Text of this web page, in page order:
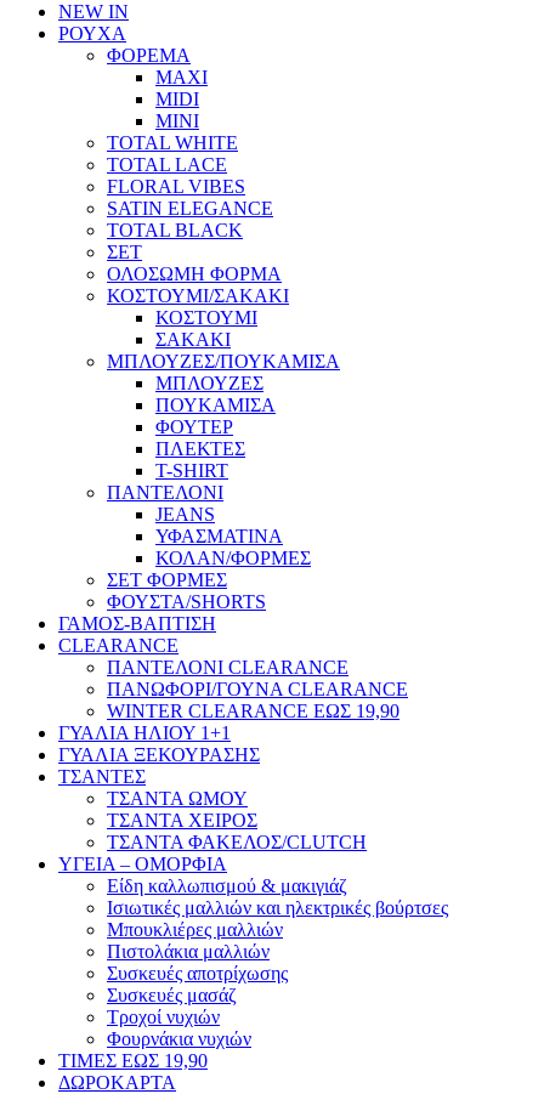
NEW IN
ΡΟΥΧΑ
ΦΟΡΕΜΑ
MAXI
MIDI
MINI
TOTAL WHITE
TOTAL LACE
FLORAL VIBES
SATIN ELEGANCE
TOTAL BLACK
ΣΕΤ
ΟΛΟΣΩΜΗ ΦΟΡΜΑ
ΚΟΣΤΟΥΜΙ/ΣΑΚΑΚΙ
ΚΟΣΤΟΥΜΙ
ΣΑΚΑΚΙ
ΜΠΛΟΥΖΕΣ/ΠΟΥΚΑΜΙΣΑ
ΜΠΛΟΥΖΕΣ
ΠΟΥΚΑΜΙΣΑ
ΦΟΥΤΕΡ
ΠΛΕΚΤΕΣ
T-SHIRT
ΠΑΝΤΕΛΟΝΙ
JEANS
ΥΦΑΣΜΑΤΙΝΑ
ΚΟΛΑΝ/ΦΟΡΜΕΣ
ΣΕΤ ΦΟΡΜΕΣ
ΦΟΥΣΤΑ/SHORTS
ΓΑΜΟΣ-ΒΑΠΤΙΣΗ
CLEARANCE
ΠΑΝΤΕΛΟΝΙ CLEARANCE
ΠΑΝΩΦΟΡΙ/ΓΟΥΝΑ CLEARANCE
WINTER CLEARANCE ΕΩΣ 19,90
ΓΥΑΛΙΑ ΗΛΙΟΥ 1+1
ΓΥΑΛΙΑ ΞΕΚΟΥΡΑΣΗΣ
ΤΣΑΝΤΕΣ
ΤΣΑΝΤΑ ΩΜΟΥ
ΤΣΑΝΤΑ ΧΕΙΡΟΣ
ΤΣΑΝΤΑ ΦΑΚΕΛΟΣ/CLUTCH
ΥΓΕΙΑ – ΟΜΟΡΦΙΑ
Είδη καλλωπισμού & μακιγιάζ
Ισιωτικές μαλλιών και ηλεκτρικές βούρτσες
Μπουκλιέρες μαλλιών
Πιστολάκια μαλλιών
Συσκευές αποτρίχωσης
Συσκευές μασάζ
Τροχοί νυχιών
Φουρνάκια νυχιών
ΤΙΜΕΣ ΕΩΣ 19,90
ΔΩΡΟΚΑΡΤΑ